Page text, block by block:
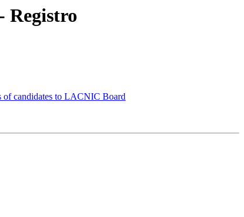
Registro
candidates to LACNIC Board